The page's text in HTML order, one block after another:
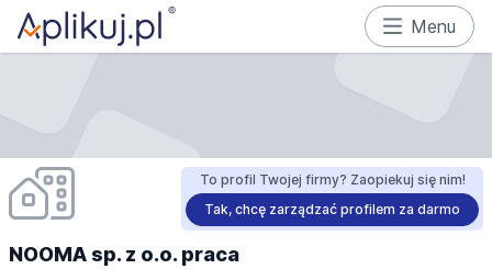
Menu
To profil Twojej firmy? Zaopiekuj się nim!
Tak, chcę zarządzać profilem za darmo
NOOMA sp. z o.o. praca